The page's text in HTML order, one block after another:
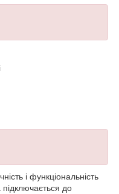
і функціональність
підключається до